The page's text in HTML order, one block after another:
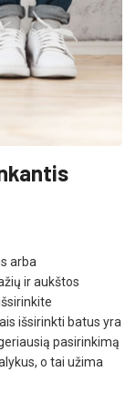
arba
ir aukštos
išsirinkti batus yra
pasirinkimą
o tai užima